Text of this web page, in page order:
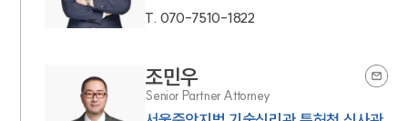
T. 070-7510-1822
조민우
Senior Partner Attorney